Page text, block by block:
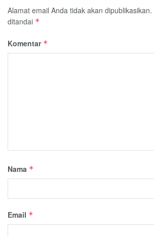
Alamat email Anda tidak akan dipublikasikan.
ditandai *
Komentar *
Nama *
Email *